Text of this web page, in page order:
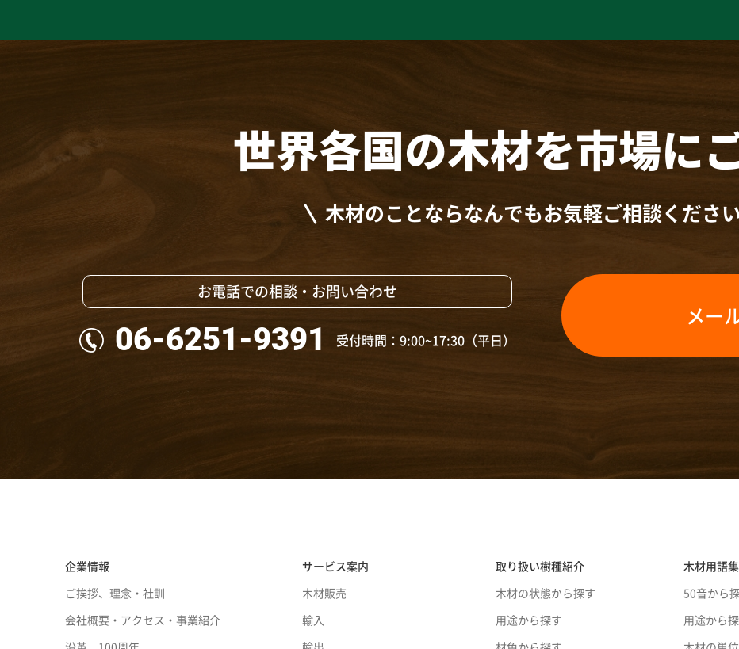
世界各国の木材を市場に
木材のことならなんでもお気軽ご相談くださ
お電話での相談・お問い合わせ
06-6251-9391 受付時間：9:00~17:30（平日）
メー
企業情報
ご挨拶、理念・社訓
会社概要・アクセス・事業紹介
サービス案内
木材販売
輸入
取り扱い樹種紹介
木材の状態から探す
用途から探す
木材用語集
50音から
用途から